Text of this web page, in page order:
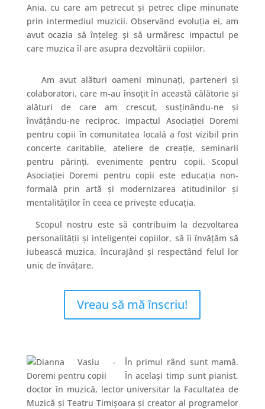
Ania, cu care am petrecut și petrec clipe minunate
prin intermediul muzicii. Observând evoluția ei, am
avut ocazia să înțeleg și să urmăresc impactul pe
care muzica îl are asupra dezvoltării copiilor.
Am avut alături oameni minunați, parteneri și
colaboratori, care m-au însoțit în această călătorie și
alături de care am crescut, susținându-ne și
învățându-ne reciproc. Impactul Asociației Doremi
pentru copii în comunitatea locală a fost vizibil prin
concerte caritabile, ateliere de creație, seminarii
pentru părinți, evenimente pentru copii. Scopul
Asociației Doremi pentru copii este educația non-
formală prin artă și modernizarea atitudinilor și
mentalităților în ceea ce privește educația.
Scopul nostru este să contribuim la dezvoltarea
personalității și inteligenței copiilor, să îi învățăm să
iubească muzica, încurajând și respectând felul lor
unic de învățare.
Vreau să mă înscriu!
În primul rând sunt mamă.
În același timp sunt pianist,
doctor în muzică, lector universitar la Facultatea de
Muzică și Teatru Timișoara și creator al programelor